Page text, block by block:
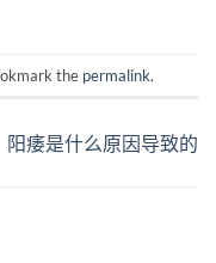
the permalink.
阳痿是什么原因导致的